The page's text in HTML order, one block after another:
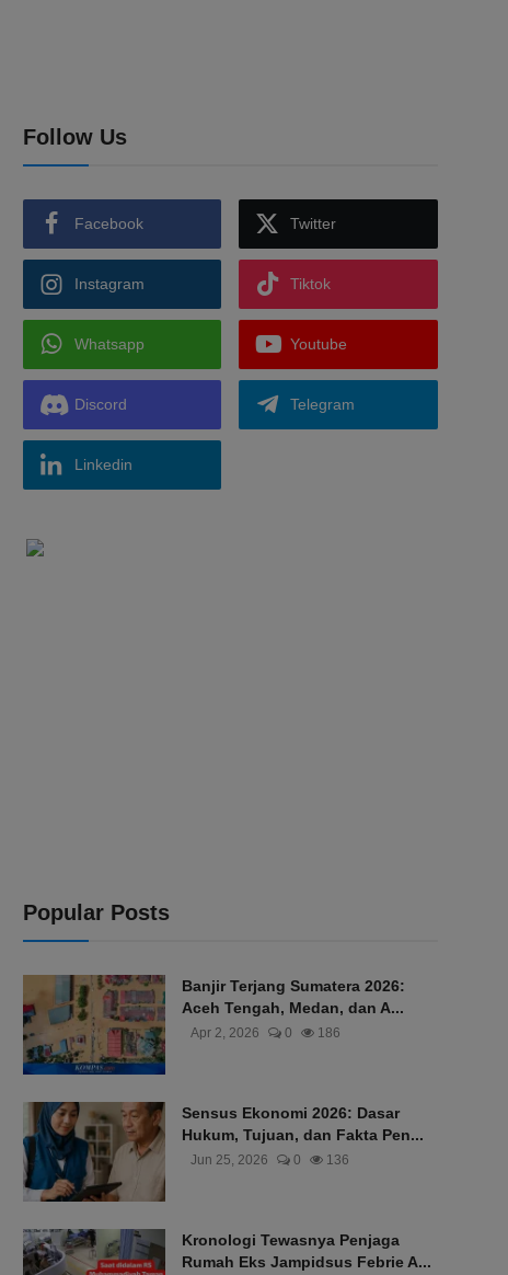
Follow Us
Facebook Twitter
Instagram Tiktok
Whatsapp Youtube
Discord Telegram
Linkedin
Popular Posts
Banjir Terjang Sumatera 2026:
Aceh Tengah, Medan, dan A...
Apr 2, 2026 0 186
Sensus Ekonomi 2026: Dasar
Hukum, Tujuan, dan Fakta Pen...
Jun 25, 2026 0 136
Kronologi Tewasnya Penjaga
Rumah Eks Jampidsus Febrie A...